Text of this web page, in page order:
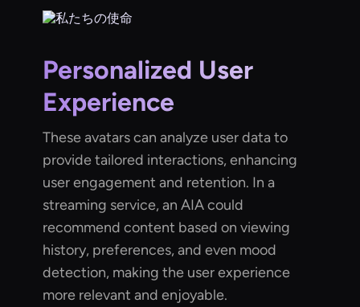
Personalized User
Experience
These avatars can analyze user data to
provide tailored interactions, enhancing
user engagement and retention. In a
streaming service, an AIA could
recommend content based on viewing
history, preferences, and even mood
detection, making the user experience
more relevant and enjoyable.